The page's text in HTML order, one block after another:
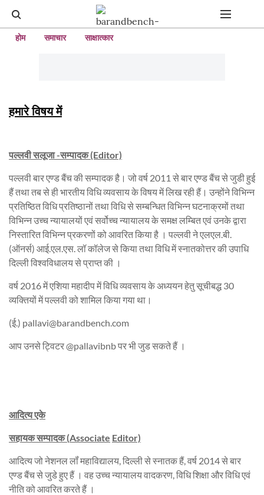
होम समाचार साक्षात्कार
हमारे विषय में
पल्लवी सलूजा -सम्पादक(Editor)
पल्लवी बार एण्ड बैंच की सम्पादक है। जो वर्ष 2011 से बार एण्ड बैंच से जुडी हुई
हैं तथा तब से ही भारतीय विधि व्यवसाय के विषय में लिख रही हैं। उन्होंने विभिन्न
प्रतिष्ठित विधि प्रतिष्ठानों तथा विधि से सम्बन्धित विभिन्न घटनाक्रमों तथा
विभिन्न उच्च न्यायालयों एवं सर्वोच्च न्यायालय के समक्ष लम्बित एवं उनके द्वारा
निस्तारित विभिन्न प्रकरणों को आवरित किया है । पल्लवी ने एलएल.बी.
(ऑनर्स) आई.एल.एस. लॉ कॉलेज से किया तथा विधि में स्नातकोत्तर की उपाधि
दिल्ली विश्वविधालय से प्राप्त की ।
वर्ष 2016 में एशिया महादीप में विधि व्यवसाय के अध्ययन हेतु सूचीबद्ध 30
व्यक्तियों में पल्लवी को शामिल किया गया था।
(ई.) pallavi@barandbench.com
आप उनसे ट्विटर @pallavibnb पर भी जुड सकते हैं ।
आदित्य एके
सहायक सम्पादक(Associate Editor)
आदित्य जो नेशनल लॉं महाविद्यालय, दिल्ली से स्नातक हैं, वर्ष 2014 से बार
एण्ड बैंच से जुडे हुए हैं । वह उच्च न्यायालय वादकरण, विधि शिक्षा और विधि एवं
नीति को आवरित करते हैं ।